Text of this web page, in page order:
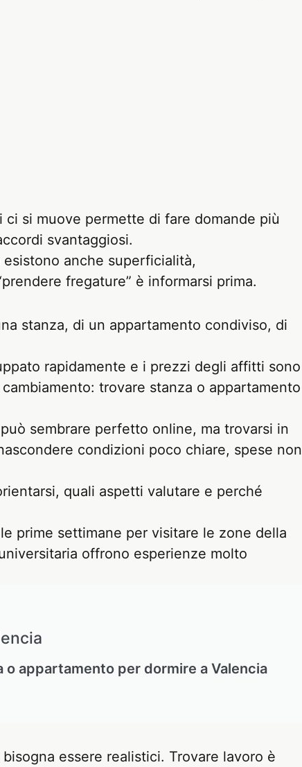
si muove permette di fare domande più
svantaggiosi.
anche superficialità,
fregature” è informarsi prima.
stanza, di un appartamento condiviso, di
rapidamente e i prezzi degli affitti sono
trovare stanza o appartamento
sembrare perfetto online, ma trovarsi in
condizioni poco chiare, spese non
quali aspetti valutare e perché
prime settimane per visitare le zone della
offrono esperienze molto
o appartamento per dormire a Valencia
essere realistici. Trovare lavoro è